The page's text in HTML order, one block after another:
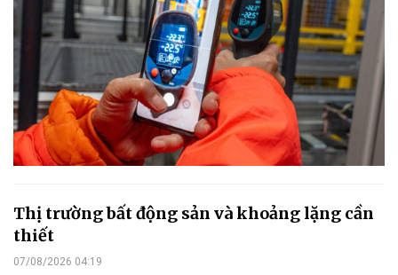
Thị trường bất động sản và khoảng lặng cần
thiết
07/08/2026 04:19